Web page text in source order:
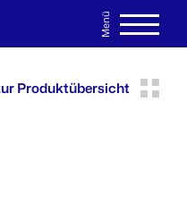
Menü
MERKLISTE
Produktübersicht